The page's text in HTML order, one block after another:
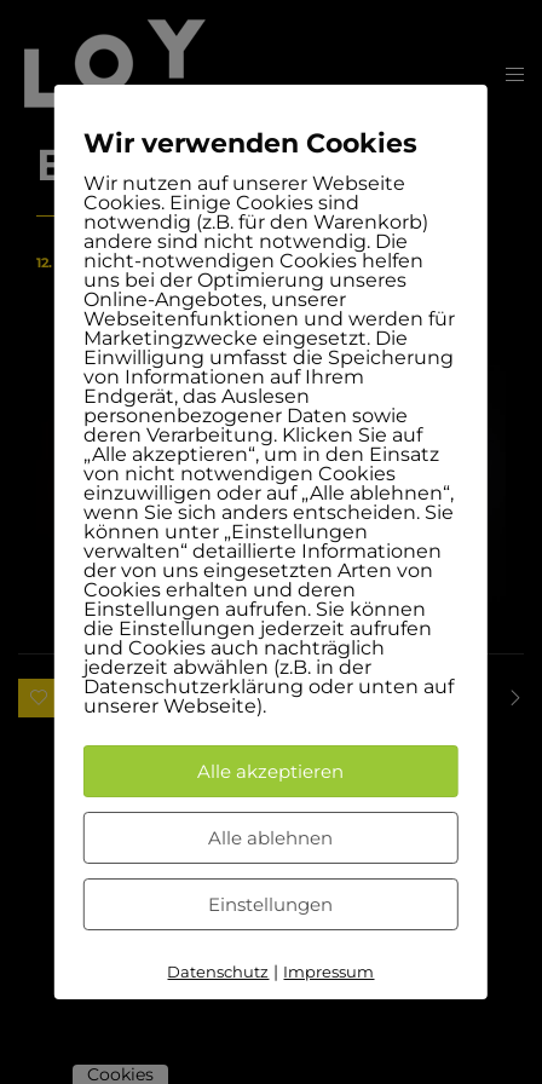
Babybauch
12. Dezember 2020
0 likes
Cookies
Wir verwenden Cookies
Wir nutzen auf unserer Webseite
Cookies. Einige Cookies sind
notwendig (z.B. für den Warenkorb)
andere sind nicht notwendig. Die
nicht-notwendigen Cookies helfen
uns bei der Optimierung unseres
Online-Angebotes, unserer
Webseitenfunktionen und werden für
Marketingzwecke eingesetzt. Die
Einwilligung umfasst die Speicherung
von Informationen auf Ihrem
Endgerät, das Auslesen
personenbezogener Daten sowie
deren Verarbeitung. Klicken Sie auf
„Alle akzeptieren“, um in den Einsatz
von nicht notwendigen Cookies
einzuwilligen oder auf „Alle ablehnen“,
wenn Sie sich anders entscheiden. Sie
können unter „Einstellungen
verwalten“ detaillierte Informationen
der von uns eingesetzten Arten von
Cookies erhalten und deren
Einstellungen aufrufen. Sie können
die Einstellungen jederzeit aufrufen
und Cookies auch nachträglich
jederzeit abwählen (z.B. in der
Datenschutzerklärung oder unten auf
unserer Webseite).
Alle akzeptieren
Alle ablehnen
Einstellungen
Datenschutz | Impressum